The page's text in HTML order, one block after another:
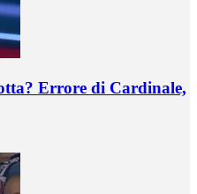
Errore di Cardinale,